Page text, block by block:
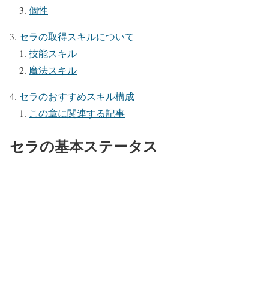
個性
セラの取得スキルについて
技能スキル
魔法スキル
セラのおすすめスキル構成
この章に関連する記事
セラの基本ステータス